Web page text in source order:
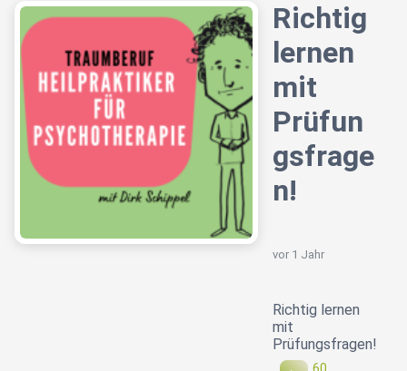
Richtig
lernen
mit
Prüfun
gsfrage
n!
vor 1 Jahr
Richtig lernen
mit
Prüfungsfragen!